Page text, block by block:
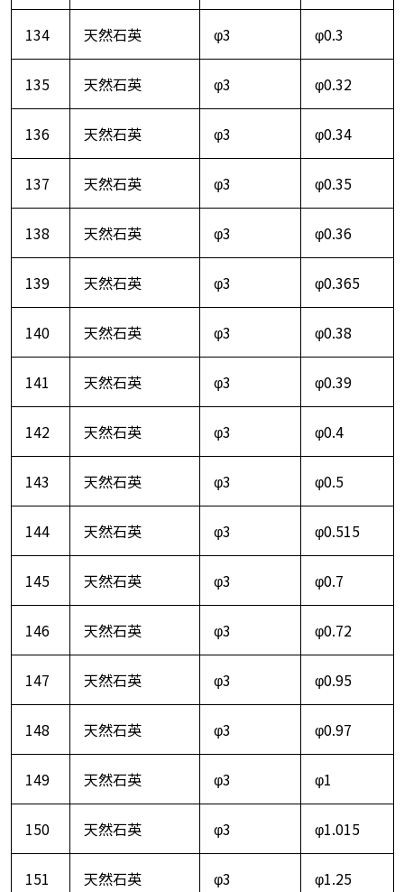
134 天然石英 φ3 φ0.3
135 天然石英 φ3 φ0.32
136 天然石英 φ3 φ0.34
137 天然石英 φ3 φ0.35
138 天然石英 φ3 φ0.36
139 天然石英 φ3 φ0.365
140 天然石英 φ3 φ0.38
141 天然石英 φ3 φ0.39
142 天然石英 φ3 φ0.4
143 天然石英 φ3 φ0.5
144 天然石英 φ3 φ0.515
145 天然石英 φ3 φ0.7
146 天然石英 φ3 φ0.72
147 天然石英 φ3 φ0.95
148 天然石英 φ3 φ0.97
149 天然石英 φ3 φ1
150 天然石英 φ3 φ1.015
151 天然石英 φ3 φ1.25